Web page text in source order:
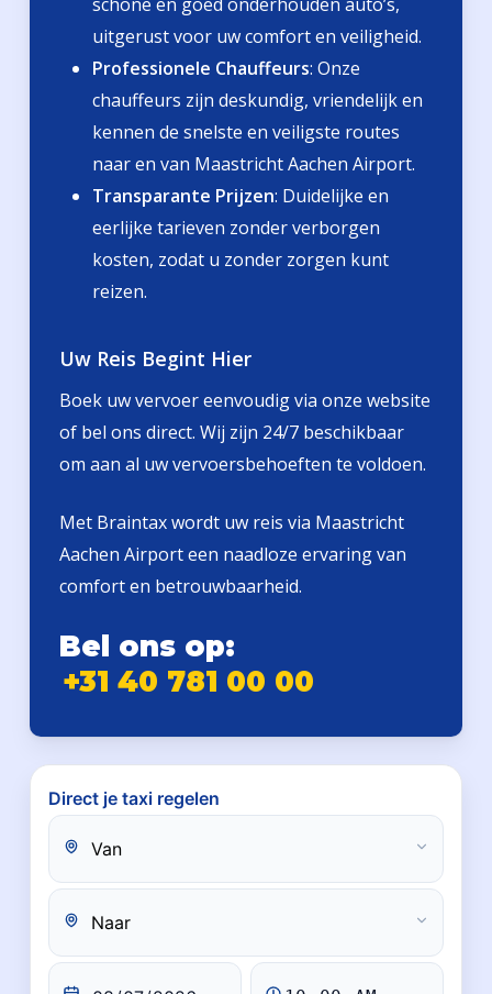
uitgerust voor uw comfort en veiligheid.
Professionele Chauffeurs: Onze
chauffeurs zijn deskundig, vriendelijk en
kennen de snelste en veiligste routes
naar en van Maastricht Aachen Airport.
Transparante Prijzen: Duidelijke en
eerlijke tarieven zonder verborgen
kosten, zodat u zonder zorgen kunt
reizen.
Uw Reis Begint Hier
Boek uw vervoer eenvoudig via onze website
of bel ons direct. Wij zijn 24/7 beschikbaar
om aan al uw vervoersbehoeften te voldoen.
Met Braintax wordt uw reis via Maastricht
Aachen Airport een naadloze ervaring van
comfort en betrouwbaarheid.
Bel ons op:
+31 40 781 00 00
Direct je taxi regelen